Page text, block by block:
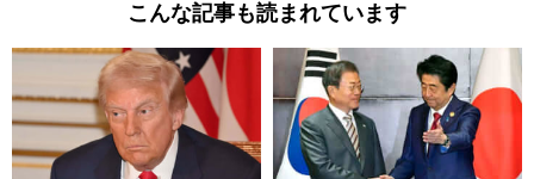
こんな記事も読まれています